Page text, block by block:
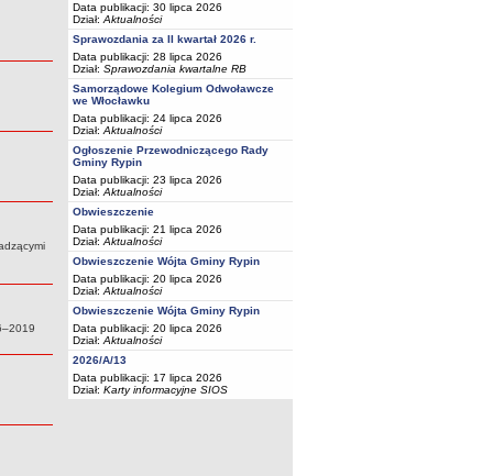
Data publikacji: 30 lipca 2026
Dział: Aktualności
Sprawozdania za II kwartał 2026 r.
Data publikacji: 28 lipca 2026
Dział: Sprawozdania kwartalne RB
Samorządowe Kolegium Odwoławcze
we Włocławku
Data publikacji: 24 lipca 2026
Dział: Aktualności
Ogłoszenie Przewodniczącego Rady
Gminy Rypin
Data publikacji: 23 lipca 2026
Dział: Aktualności
Obwieszczenie
Data publikacji: 21 lipca 2026
Dział: Aktualności
Obwieszczenie Wójta Gminy Rypin
Data publikacji: 20 lipca 2026
Dział: Aktualności
Obwieszczenie Wójta Gminy Rypin
Data publikacji: 20 lipca 2026
Dział: Aktualności
2026/A/13
Data publikacji: 17 lipca 2026
Dział: Karty informacyjne SIOS